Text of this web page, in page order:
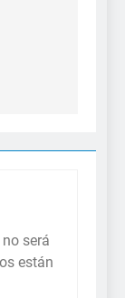
será
están